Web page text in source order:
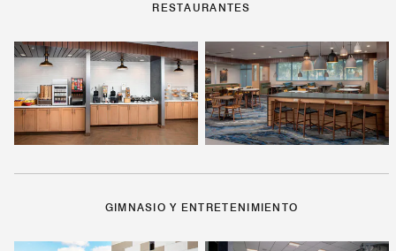
RESTAURANTES
GIMNASIO Y ENTRETENIMIENTO